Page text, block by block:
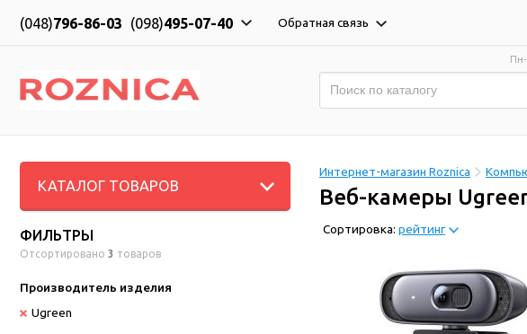
(048)796-86-03 (098)495-07-40 Обратная связь
КАТАЛОГ ТОВАРОВ
ФИЛЬТРЫ
Отсортировано 3 товаров
Производитель изделия
Ugreen
Интернет-магазин Roznica
Веб-камеры
Сортировка: рейтинг